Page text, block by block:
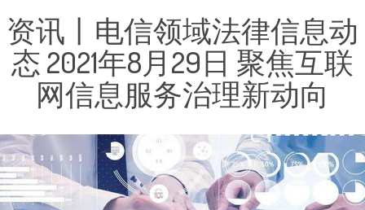
资讯丨电信领域法律信息动
态 2021年8月29日 聚焦互联
网信息服务治理新动向